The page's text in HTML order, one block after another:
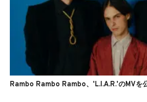
Rambo Rambo Rambo、'L.I.A.R.'のMVを